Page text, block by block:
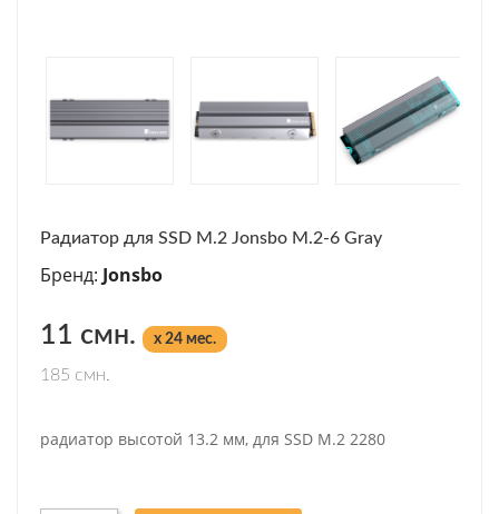
Радиатор для SSD M.2 Jonsbo M.2-6 Gray
Бренд: Jonsbo
11 смн. x 24 мес.
185 смн.
радиатор высотой 13.2 мм, для SSD M.2 2280